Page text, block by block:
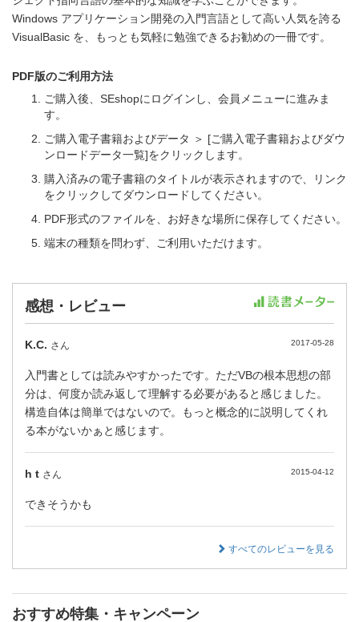
Windows アプリケーション開発の入門言語として高い人気を誇る
VisualBasic を、もっとも気軽に勉強できるお勧めの一冊です。
PDF版のご利用方法
ご購入後、SEshopにログインし、会員メニューに進みま
す。
ご購入電子書籍およびデータ ＞ [ご購入電子書籍およびダウ
ンロードデータ一覧]をクリックします。
購入済みの電子書籍のタイトルが表示されますので、リンク
をクリックしてダウンロードしてください。
PDF形式のファイルを、お好きな場所に保存してください。
端末の種類を問わず、ご利用いただけます。
感想・レビュー
K.C. さん 2017-05-28
入門書としては読みやすかったです。ただVBの根本思想の部
分は、何度か読み返して理解する必要があると感じました。
構造自体は簡単ではないので。もっと概念的に説明してくれ
る本がないかぁと感じます。
h t さん 2015-04-12
できそうかも
すべてのレビューを見る
おすすめ特集・キャンペーン